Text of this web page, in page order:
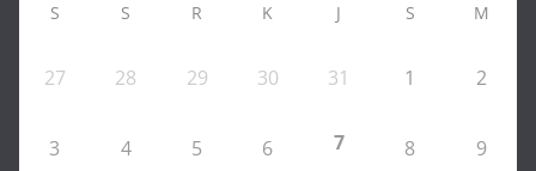
S S R K J S M
27 28 29 30 31 1 2
3 4 5 6 7 8 9